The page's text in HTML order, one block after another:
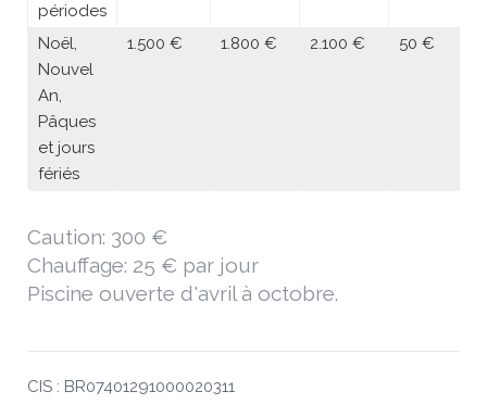
périodes
Noël,
Nouvel
An,
Pâques
et jours
fériés
1.500 € 1.800 € 2.100 € 50 €
Caution: 300 €
Chauffage: 25 € par jour
Piscine ouverte d'avril à octobre.
CIS : BR07401291000020311